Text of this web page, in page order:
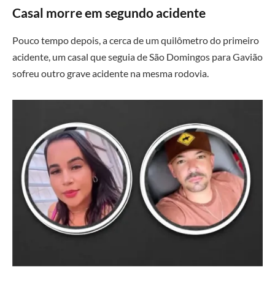
Casal morre em segundo acidente
Pouco tempo depois, a cerca de um quilômetro do primeiro
acidente, um casal que seguia de São Domingos para Gavião
sofreu outro grave acidente na mesma rodovia.